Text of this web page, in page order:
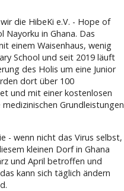
die HibeKi e.V. - Hope of
Nayorku in Ghana. Das
einem Waisenhaus, wenig
School und seit 2019 läuft
des Holis um eine Junior
dort über 100
und mit einer kostenlosen
Grundleistungen
- wenn nicht das Virus selbst,
kleinen Dorf in Ghana
und April betroffen und
kann sich täglich ändern